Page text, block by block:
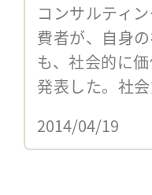
コンサルティ
費者が、自身
も、社会的に
発表した。社
2014/04/19